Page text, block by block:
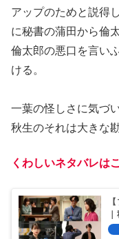
アップのためと説得
に秘書の蒲田から倫
倫太郎の悪口を言い
ける。
一葉の怪しさに気づ
秋生のそれは大きな
くわしいネタバレは
イ